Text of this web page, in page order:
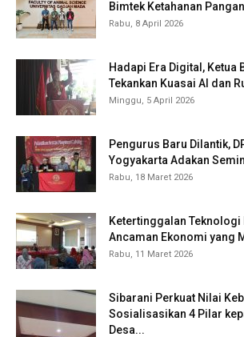
Bimtek Ketahanan
Rabu, 8 April 2026
Hadapi Era Digital, Ketua
Tekankan Kuasai AI dan
Minggu, 5 April 2026
Pengurus Baru Dilantik,
Yogyakarta Adakan
Rabu, 18 Maret 2026
Ketertinggalan Teknologi
Ancaman Ekonomi yang
Rabu, 11 Maret 2026
Sibarani Perkuat Nilai
Sosialisasikan 4 Pilar
Desa...